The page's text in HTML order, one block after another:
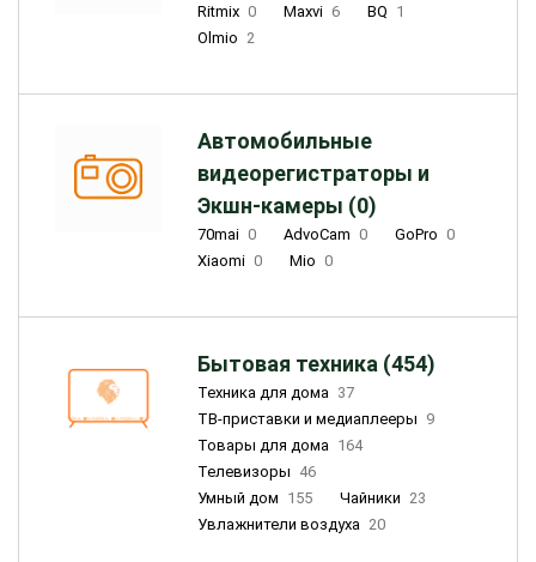
Ritmix 0 Maxvi 6 BQ 1
Olmio 2
Автомобильные
видеорегистраторы и
Экшн-камеры (0)
70mai 0 AdvoCam 0 GoPro 0
Xiaomi 0 Mio 0
Бытовая техника (454)
Техника для дома 37
ТВ-приставки и медиаплееры 9
Товары для дома 164
Телевизоры 46
Умный дом 155 Чайники 23
Увлажнители воздуха 20